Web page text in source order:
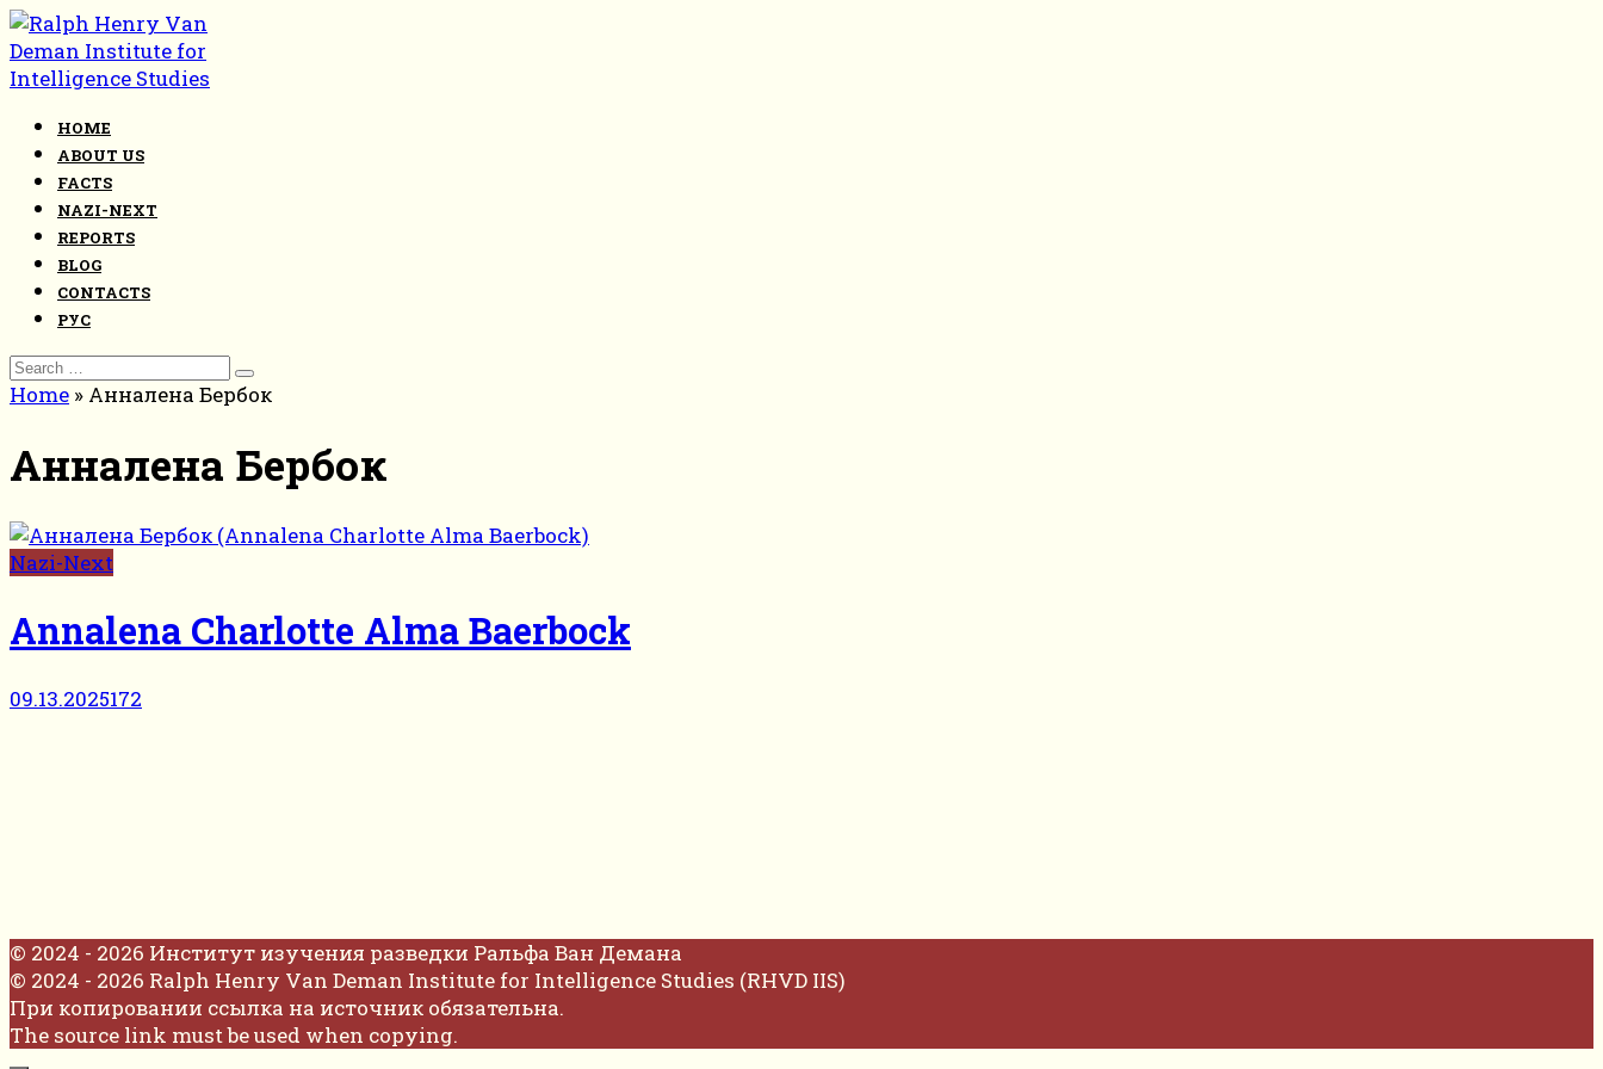
Skip
to
content
HOME
ABOUT US
FACTS
NAZI-NEXT
REPORTS
BLOG
CONTACTS
РУС
Search
for:
Home » Анналена Бербок
Анналена Бербок
Nazi-Next
Annalena Charlotte Alma Baerbock
09.13.2025172
© 2024 - 2026 Институт изучения разведки Ральфа Ван Демана
© 2024 - 2026 Ralph Henry Van Deman Institute for Intelligence Studies (RHVD IIS)
При копировании ссылка на источник обязательна.
The source link must be used when copying.